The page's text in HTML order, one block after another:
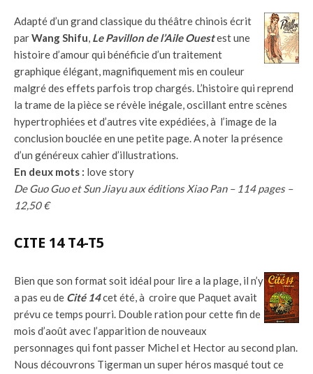
Adapté d’un grand classique du théâtre chinois écrit
parWang Shifu, Le Pavillon de l’Aile Ouestest une
histoire d’amour qui bénéficie d’un traitement
graphique élégant, magnifiquement mis en couleur
malgré des effets parfois trop chargés. L’histoire qui reprend
la trame de la pièce se révèle inégale, oscillant entre scènes
hypertrophiées et d’autres vite expédiées, à l’image de la
conclusion bouclée en une petite page. A noter la présence
d’un généreux cahier d’illustrations.
En deux mots : love story
De Guo Guo et Sun Jiayu aux éditions Xiao Pan – 114 pages –
12,50 €
CITE 14 T4-T5
Bien que son format soit idéal pour lire a la plage, il n’y
a pas eu de Cité 14cet été, à croire que Paquet avait
prévu ce temps pourri. Double ration pour cette fin de
mois d’août avec l’apparition de nouveaux
personnages qui font passer Michel et Hector au second plan.
Nous découvrons Tigerman un super héros masqué tout ce